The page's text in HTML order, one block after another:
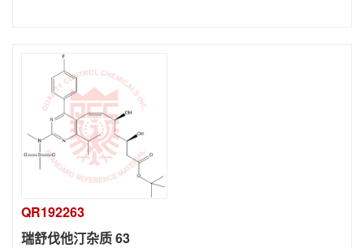
QR192263
瑞舒伐他汀杂质 63